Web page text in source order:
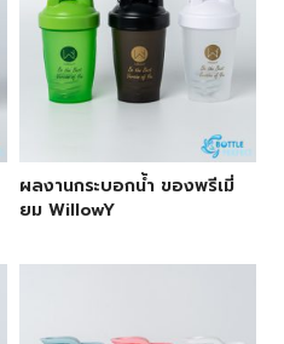
ผลงานกระบอกน้ำ ของพรีเมี่
ยม WillowY